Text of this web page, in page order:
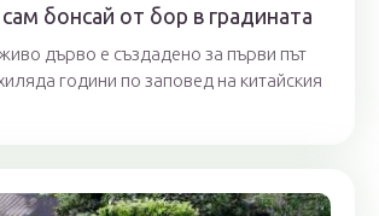
бонсай от бор в градината
дърво е създадено за първи път
години по заповед на китайския